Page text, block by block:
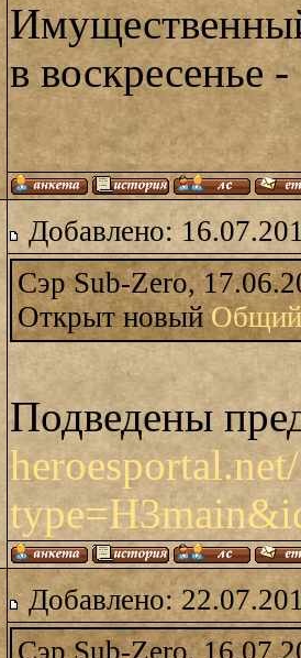
в воскресенье
Добавлено:
Сэр Sub-Zero,
Открыт новый
Подведены
Добавлено:
Сэр Sub-Zero,